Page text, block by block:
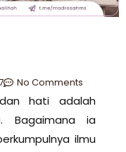
No Comments
hati adalah
Bagaimana ia
ilmu